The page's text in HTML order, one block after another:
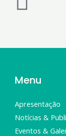
Menu
Apresentação
Notícias &
Eventos &